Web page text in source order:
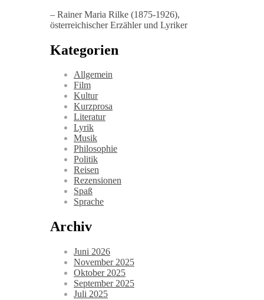
– Rainer Maria Rilke (1875-1926),
österreichischer Erzähler und Lyriker
Kategorien
Allgemein
Film
Kultur
Kurzprosa
Literatur
Lyrik
Musik
Philosophie
Politik
Reisen
Rezensionen
Spaß
Sprache
Archiv
Juni 2026
November 2025
Oktober 2025
September 2025
Juli 2025